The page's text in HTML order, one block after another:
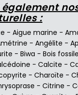
également
:
- Aigue marine -
- Angélite -
- Biwa - Bois fossile
- Calcite -
- Charoïte -
- Citrine -